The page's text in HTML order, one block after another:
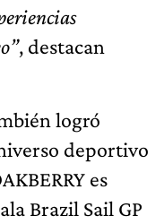
, destacan
logró
deportivo
es
Brazil Sail GP